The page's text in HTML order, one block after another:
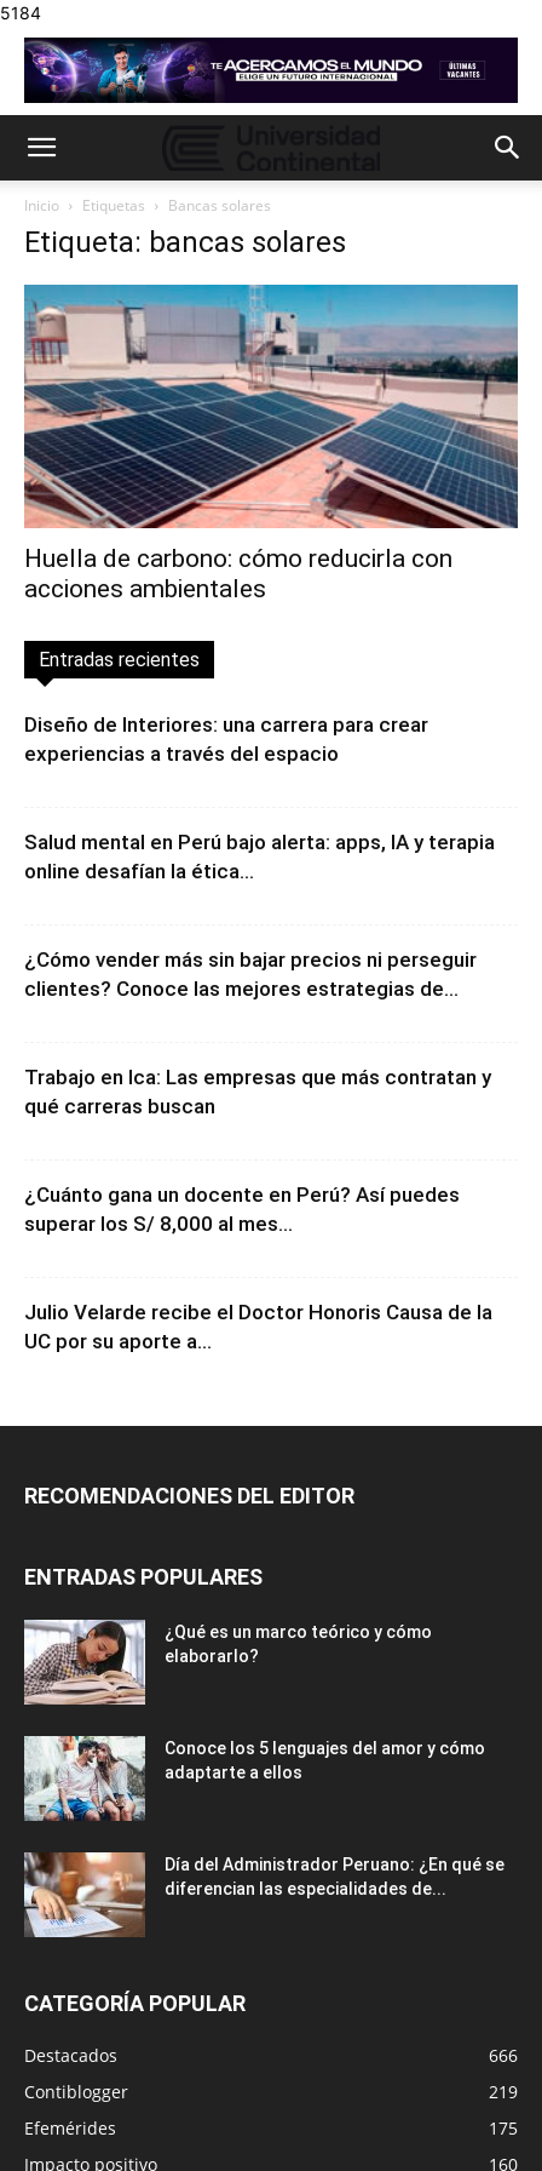
5184
Inicio Etiquetas Bancas solares
Etiqueta: bancas solares
Huella de carbono: cómo reducirla con
acciones ambientales
Entradas recientes
Diseño de Interiores: una carrera para crear
experiencias a través del espacio
Salud mental en Perú bajo alerta: apps, IA y terapia
online desafían la ética...
¿Cómo vender más sin bajar precios ni perseguir
clientes? Conoce las mejores estrategias de...
Trabajo en Ica: Las empresas que más contratan y
qué carreras buscan
¿Cuánto gana un docente en Perú? Así puedes
superar los S/ 8,000 al mes...
Julio Velarde recibe el Doctor Honoris Causa de la
UC por su aporte a...
RECOMENDACIONES DEL EDITOR
ENTRADAS POPULARES
¿Qué es un marco teórico y cómo
elaborarlo?
Conoce los 5 lenguajes del amor y cómo
adaptarte a ellos
Día del Administrador Peruano: ¿En qué se
diferencian las especialidades de...
CATEGORÍA POPULAR
Destacados
666
Contiblogger
219
Efemérides
175
Impacto positivo
160